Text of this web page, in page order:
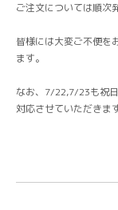
ご注文については順次
皆様には大変ご不便を
ます。
なお、7/22,7/23も祝
対応させていただきま